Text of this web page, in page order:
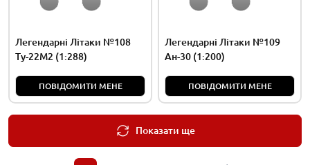
Легендарні Літаки №108
Ту-22М2 (1:288)
ПОВІДОМИТИ МЕНЕ
Легендарні Літаки №109
Ан-30 (1:200)
ПОВІДОМИТИ МЕНЕ
Показати ще